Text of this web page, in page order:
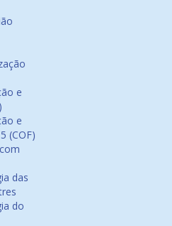
e
e
(COF)
das
do